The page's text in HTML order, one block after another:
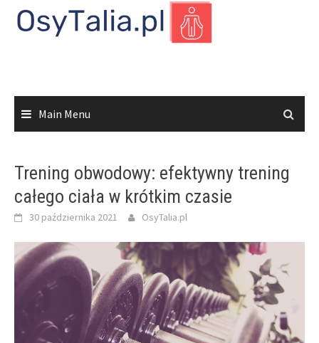
Main Menu
Trening obwodowy: efektywny trening
całego ciała w krótkim czasie
30 października 2021 OsyTalia.pl